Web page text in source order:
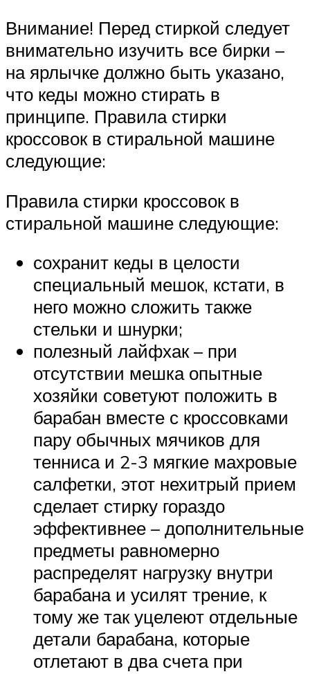
Внимание! Перед стиркой следует
внимательно изучить все бирки –
на ярлычке должно быть указано,
что кеды можно стирать в
принципе. Правила стирки
кроссовок в стиральной машине
следующие:
Правила стирки кроссовок в
стиральной машине следующие:
сохранит кеды в целости
специальный мешок, кстати, в
него можно сложить также
стельки и шнурки;
полезный лайфхак – при
отсутствии мешка опытные
хозяйки советуют положить в
барабан вместе с кроссовками
пару обычных мячиков для
тенниса и 2-3 мягкие махровые
салфетки, этот нехитрый прием
сделает стирку гораздо
эффективнее – дополнительные
предметы равномерно
распределят нагрузку внутри
барабана и усилят трение, к
тому же так уцелеют отдельные
детали барабана, которые
отлетают в два счета при